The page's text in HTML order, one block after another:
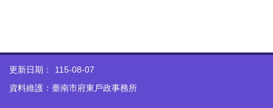
更新日期：
115-08-07
資料維護：臺南市府東戶政事務所